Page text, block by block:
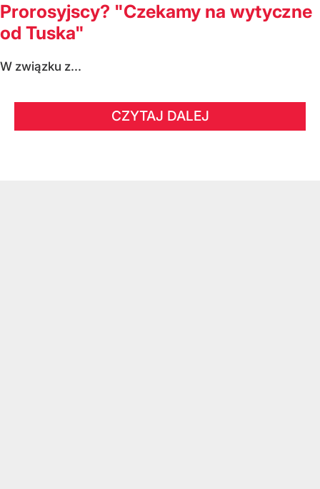
Prorosyjscy? "Czekamy na wytyczne
od Tuska"
W związku z...
CZYTAJ DALEJ